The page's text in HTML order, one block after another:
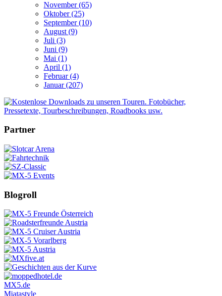
November (65)
Oktober (25)
September (10)
August (9)
Juli (3)
Juni (9)
Mai (1)
April (1)
Februar (4)
Januar (207)
Partner
Blogroll
MX5.de
Miatastyle